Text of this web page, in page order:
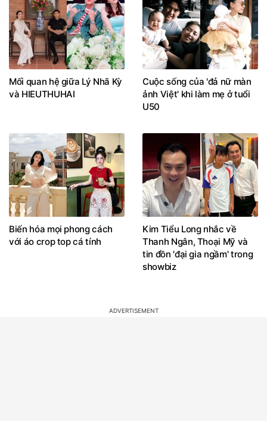
Mối quan hệ giữa Lý Nhã Kỳ
và HIEUTHUHAI
Cuộc sống của 'đả nữ màn
ảnh Việt' khi làm mẹ ở tuổi
U50
Biến hóa mọi phong cách
với áo crop top cá tính
Kim Tiểu Long nhắc về
Thanh Ngân, Thoại Mỹ và
tin đồn 'đại gia ngầm' trong
showbiz